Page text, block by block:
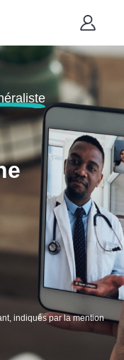
indiqués par la mention